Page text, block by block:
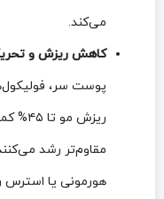
می‌کند.
کاهش ریزش و
پوست سر،
ریزش
مقاوم‌تر رشد
هورمونی یا استرس